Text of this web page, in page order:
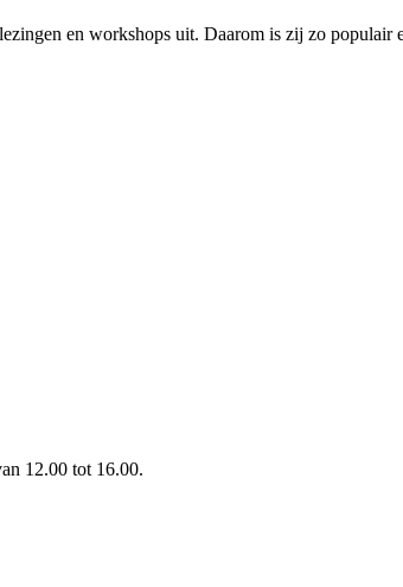
en workshops uit. Daarom is zij zo
12.00 tot 16.00.